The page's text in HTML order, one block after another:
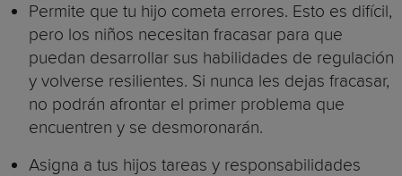
Permite que tu hijo cometa errores. Esto es difícil,
pero los niños necesitan fracasar para que
puedan desarrollar sus habilidades de regulación
y volverse resilientes. Si nunca les dejas fracasar,
no podrán afrontar el primer problema que
encuentren y se desmoronarán.
Asigna a tus hijos tareas y responsabilidades